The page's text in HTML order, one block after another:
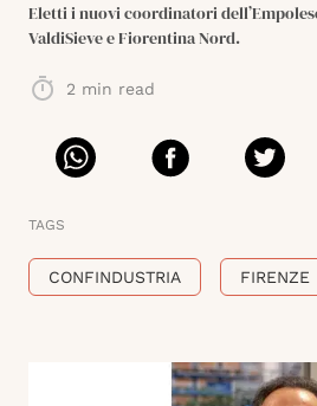
Eletti i nuovi coordinatori
ValdiSieve e Fiorentina Nord.
2 min read
TAGS
CONFINDUSTRIA FIRENZE